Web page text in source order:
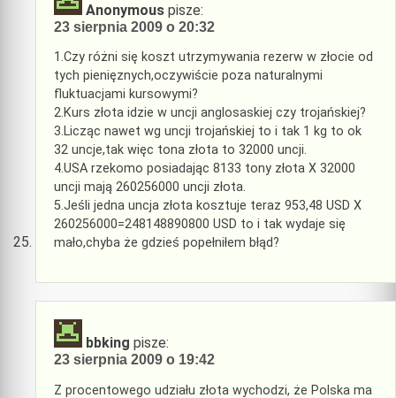
Anonymous pisze:
23 sierpnia 2009 o 20:32
1.Czy różni się koszt utrzymywania rezerw w złocie od
tych pienięznych,oczywiście poza naturalnymi
fluktuacjami kursowymi?
2.Kurs złota idzie w uncji anglosaskiej czy trojańskiej?
3.Licząc nawet wg uncji trojańskiej to i tak 1 kg to ok
32 uncje,tak więc tona złota to 32000 uncji.
4.USA rzekomo posiadając 8133 tony złota X 32000
uncji mają 260256000 uncji złota.
5.Jeśli jedna uncja złota kosztuje teraz 953,48 USD X
260256000=248148890800 USD to i tak wydaje się
mało,chyba że gdzieś popełniłem błąd?
bbking pisze:
23 sierpnia 2009 o 19:42
Z procentowego udziału złota wychodzi, że Polska ma